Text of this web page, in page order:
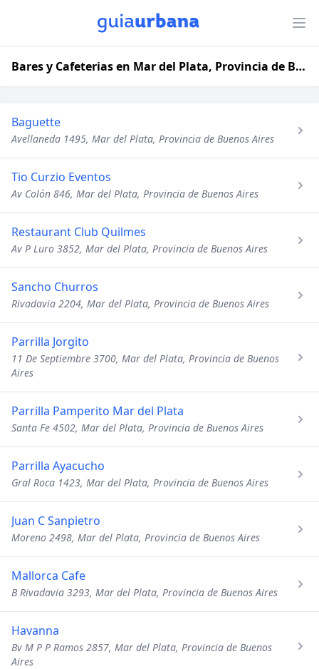
Bares y Cafeterias en Mar del Plata, Provincia de Buenos Aires
Baguette
Avellaneda 1495, Mar del Plata, Provincia de Buenos Aires
Tio Curzio Eventos
Av Colón 846, Mar del Plata, Provincia de Buenos Aires
Restaurant Club Quilmes
Av P Luro 3852, Mar del Plata, Provincia de Buenos Aires
Sancho Churros
Rivadavia 2204, Mar del Plata, Provincia de Buenos Aires
Parrilla Jorgito
11 De Septiembre 3700, Mar del Plata, Provincia de Buenos
Aires
Parrilla Pamperito Mar del Plata
Santa Fe 4502, Mar del Plata, Provincia de Buenos Aires
Parrilla Ayacucho
Gral Roca 1423, Mar del Plata, Provincia de Buenos Aires
Juan C Sanpietro
Moreno 2498, Mar del Plata, Provincia de Buenos Aires
Mallorca Cafe
B Rivadavia 3293, Mar del Plata, Provincia de Buenos Aires
Havanna
Bv M P P Ramos 2857, Mar del Plata, Provincia de Buenos
Aires